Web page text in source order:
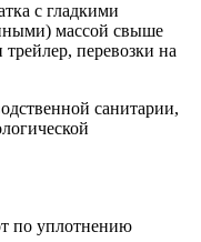
с гладкими
массой свыше
перевозки на
санитарии,
по уплотнению